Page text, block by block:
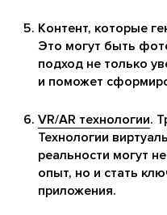
Контент, которые
Это могут быть
подход не только
и поможет
VR/AR технологии.
Технологии
реальности могут
опыт, но и стать
приложения.